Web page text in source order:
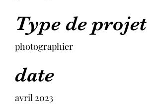
Type de projet
photographier
date
avril 2023